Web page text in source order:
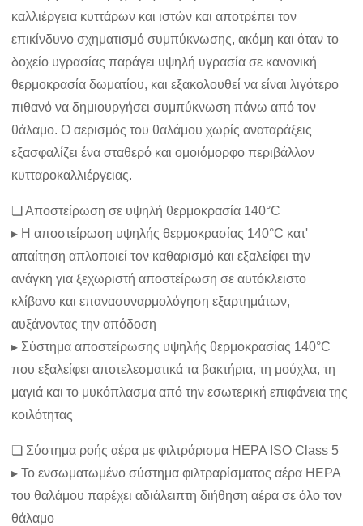
καλλιέργεια κυττάρων και ιστών και αποτρέπει τον
επικίνδυνο σχηματισμό συμπύκνωσης, ακόμη και όταν το
δοχείο υγρασίας παράγει υψηλή υγρασία σε κανονική
θερμοκρασία δωματίου, και εξακολουθεί να είναι λιγότερο
πιθανό να δημιουργήσει συμπύκνωση πάνω από τον
θάλαμο. Ο αερισμός του θαλάμου χωρίς αναταράξεις
εξασφαλίζει ένα σταθερό και ομοιόμορφο περιβάλλον
κυτταροκαλλιέργειας.
❏ Αποστείρωση σε υψηλή θερμοκρασία 140°C
▸ Η αποστείρωση υψηλής θερμοκρασίας 140°C κατ'
απαίτηση απλοποιεί τον καθαρισμό και εξαλείφει την
ανάγκη για ξεχωριστή αποστείρωση σε αυτόκλειστο
κλίβανο και επανασυναρμολόγηση εξαρτημάτων,
αυξάνοντας την απόδοση
▸ Σύστημα αποστείρωσης υψηλής θερμοκρασίας 140°C
που εξαλείφει αποτελεσματικά τα βακτήρια, τη μούχλα, τη
μαγιά και το μυκόπλασμα από την εσωτερική επιφάνεια της
κοιλότητας
❏ Σύστημα ροής αέρα με φιλτράρισμα HEPA ISO Class 5
▸ Το ενσωματωμένο σύστημα φιλτραρίσματος αέρα HEPA
του θαλάμου παρέχει αδιάλειπτη διήθηση αέρα σε όλο τον
θάλαμο